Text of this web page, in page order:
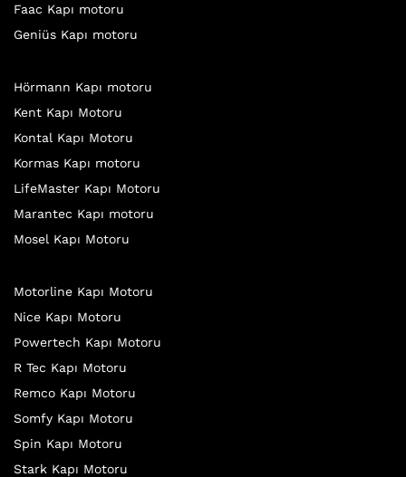
Faac Kapı motoru
Geniüs Kapı motoru
Hörmann Kapı motoru
Kent Kapı Motoru
Kontal Kapı Motoru
Kormas Kapı motoru
LifeMaster Kapı Motoru
Marantec Kapı motoru
Mosel Kapı Motoru
Motorline Kapı Motoru
Nice Kapı Motoru
Powertech Kapı Motoru
R Tec Kapı Motoru
Remco Kapı Motoru
Somfy Kapı Motoru
Spin Kapı Motoru
Stark Kapı Motoru